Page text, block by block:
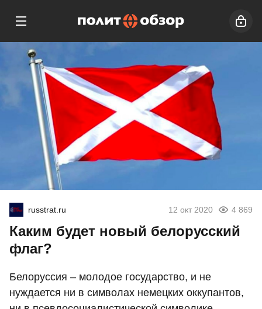
russtrat.ru 12 окт 2020 4 869
Каким будет новый белорусский
флаг?
Белоруссия – молодое государство, и не
нуждается ни в символах немецких оккупантов,